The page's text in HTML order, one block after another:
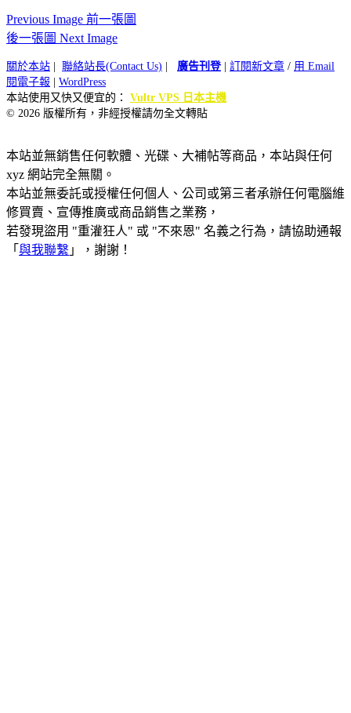
Previous Image 前一張圖
後一張圖 Next Image
關於本站 聯絡站長(Contact Us) 廣告刊登| 訂閱新文章 / 用 Email
閱電子報
WordPress
本站使用又快又便宜的： Vultr VPS 日本主機
© 2026 版權所有，非經授權請勿全文轉貼
本站並無銷售任何軟體、光碟、大補帖等商品，本站與任何
xyz 網站完全無關。
本站並無委託或授權任何個人、公司或第三者承辦任何電腦維
修買賣、宣傳推廣或商品銷售之業務，
若發現盜用 "重灌狂人" 或 "不來恩" 名義之行為，請協助通報
「 與我聯繫 」，謝謝！